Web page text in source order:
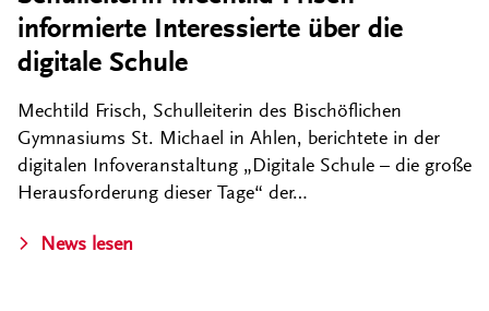
informierte Interessierte über die
digitale Schule
Mechtild Frisch, Schulleiterin des Bischöflichen
Gymnasiums St. Michael in Ahlen, berichtete in der
digitalen Infoveranstaltung „Digitale Schule – die große
Herausforderung dieser Tage“ der…
News lesen